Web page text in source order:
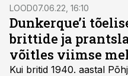
LOOD07.06.22, 16:10
Dunkerque’i
brittide ja
võitles viimse
Kui britid 1940. aastal